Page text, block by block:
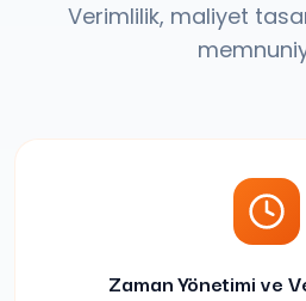
Verimlilik, maliyet
Zaman Yönetimi ve